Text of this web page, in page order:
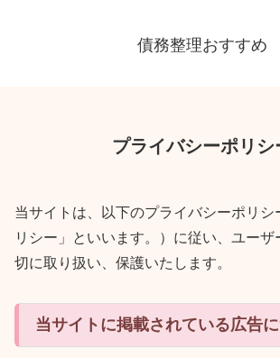
債務整理おすすめ
プライバシーポリシ
当サイトは、以下のプライバシーポリシ
リシー」といいます。）に従い、ユーザ
切に取り扱い、保護いたします。
当サイトに掲載されている広告